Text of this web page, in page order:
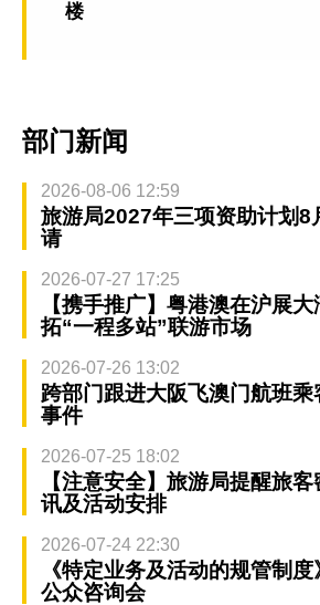
楼
部门新闻
2026-08-06 12:59
旅游局2027年三项资助计划8
请
2026-07-27 17:25
【携手推广】粤港澳在沪展
拓“一程多站”联游市场
2026-07-26 13:02
跨部门跟进大阪飞澳门航班
事件
2026-07-25 18:02
【注意安全】旅游局提醒旅
讯及活动安排
2026-07-24 22:30
《特定业务及活动的规管制
公众咨询会